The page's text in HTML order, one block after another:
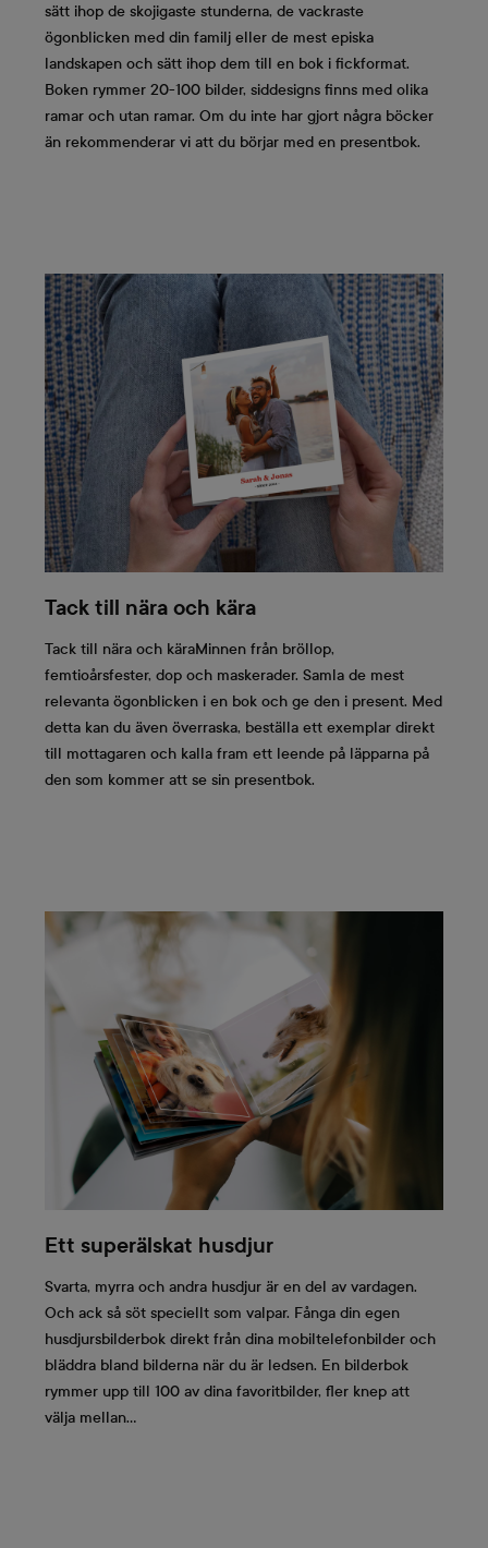
sätt ihop de skojigaste stunderna, de vackraste
ögonblicken med din familj eller de mest episka
landskapen och sätt ihop dem till en bok i fickformat.
Boken rymmer 20-100 bilder, siddesigns finns med olika
ramar och utan ramar. Om du inte har gjort några böcker
än rekommenderar vi att du börjar med en presentbok.
Tack till nära och kära
Tack till nära och käraMinnen från bröllop,
femtioårsfester, dop och maskerader. Samla de mest
relevanta ögonblicken i en bok och ge den i present. Med
detta kan du även överraska, beställa ett exemplar direkt
till mottagaren och kalla fram ett leende på läpparna på
den som kommer att se sin presentbok.
Ett superälskat husdjur
Svarta, myrra och andra husdjur är en del av vardagen.
Och ack så söt speciellt som valpar. Fånga din egen
husdjursbilderbok direkt från dina mobiltelefonbilder och
bläddra bland bilderna när du är ledsen. En bilderbok
rymmer upp till 100 av dina favoritbilder, fler knep att
välja mellan...